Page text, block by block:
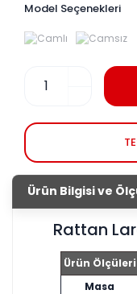
Model Seçenekleri
Ürün Bilgisi ve
Rattan
Ürün Ölçüleri
Masa